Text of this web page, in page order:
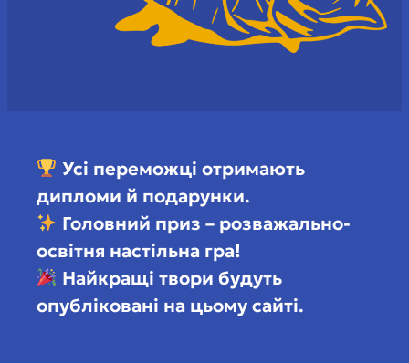
Усі переможці отримають
дипломи й подарунки.
Головний приз – розважально-
освітня настільна гра!
Найкращі твори будуть
опубліковані на цьому сайті.